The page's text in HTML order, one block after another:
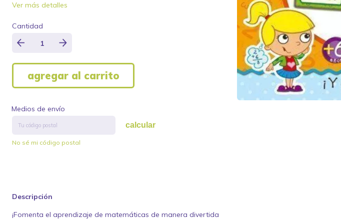
Ver más detalles
Cantidad
Medios de envío
calcular
No sé mi código postal
Descripción
¡Fomenta el aprendizaje de matemáticas de manera divertida